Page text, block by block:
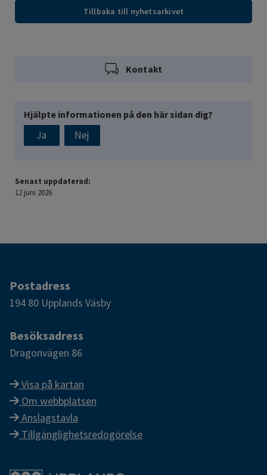
Tillbaka till nyhetsarkivet
Kontakt
Hjälpte informationen på den här sidan dig?
Ja Nej
Senast uppdaterad:
12 juni 2026
Postadress
194 80 Upplands Väsby
Besöksadress
Dragonvägen 86
Visa på kartan
Om webbplatsen
Anslagstavla
Tillgänglighetsredogörelse